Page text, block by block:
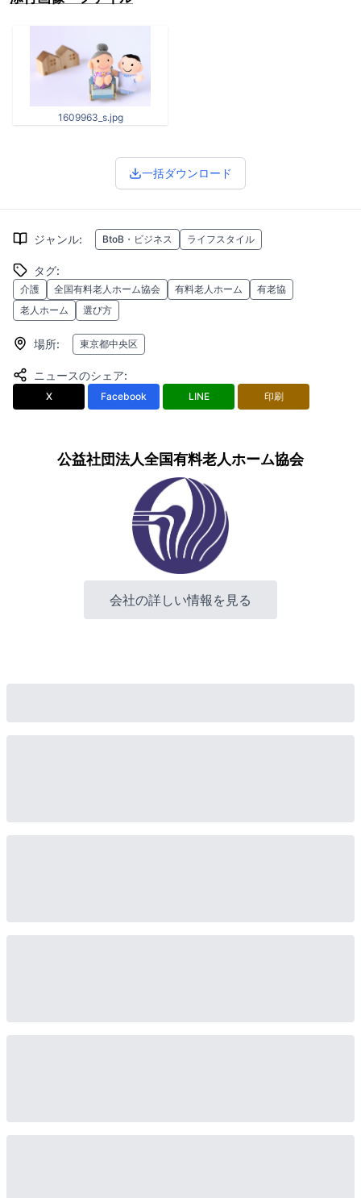
1609963_s.jpg
一括ダウンロード
ジャンル: BtoB・ビジネス ライフスタイル
タグ:
介護 全国有料老人ホーム協会 有料老人ホーム
有老協
老人ホーム
選び方
場所: 東京都中央区
ニュースのシェア:
X Facebook LINE 印刷
公益社団法人全国有料老人ホーム協会
会社の詳しい情報を見る